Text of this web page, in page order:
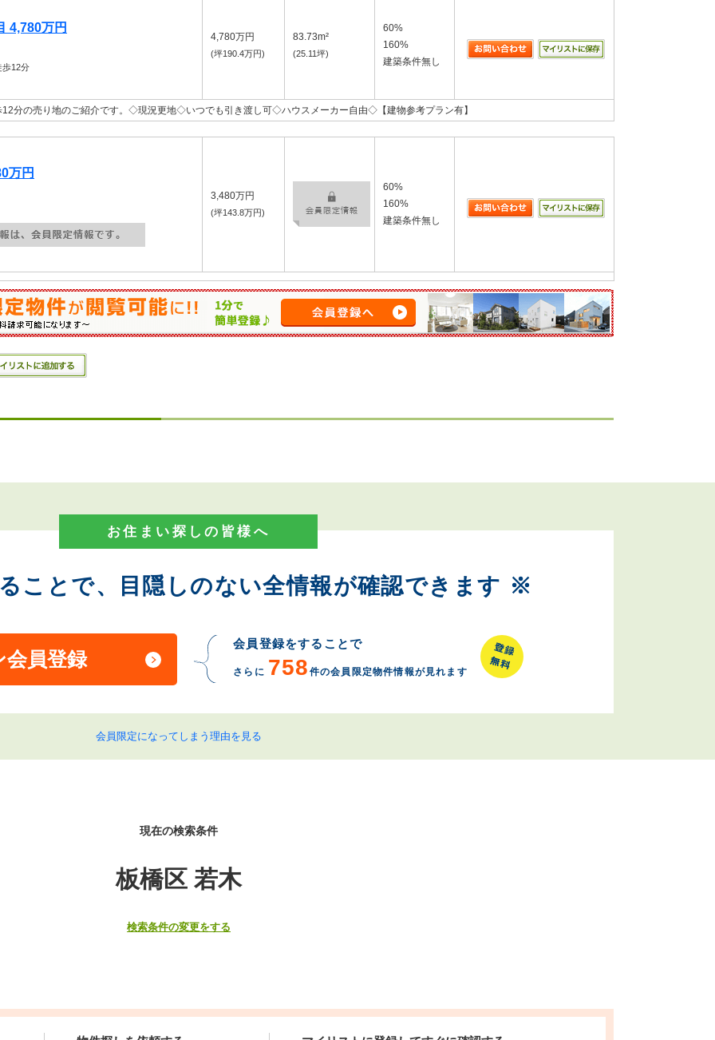
4,780万円
12分
4,780万円
(坪190.4万円)
83.73m²
(25.11坪)
60%
160%
建築条件無し
分の売り地のご紹介です。◇現況更地◇いつでも引き渡し可◇ハウスメーカー自由◇【建物参考プラン有】
万円
3,480万円
(坪143.8万円)
60%
160%
建築条件無し
お住まい探しの皆様へ
ことで、目隠しのない全情報が確認できます ※
会員登録
会員登録をすることで
さらに 758 件の会員限定物件情報が見れます
会員限定になってしまう理由を見る
現在の検索条件
板橋区 若木
検索条件の変更をする